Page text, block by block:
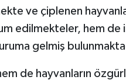
ve çiplenen
edilmekteler, hem
gelmiş
de hayvanların